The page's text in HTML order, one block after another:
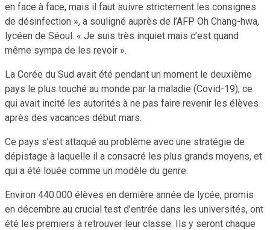
en face à face, mais il faut suivre strictement les consignes
de désinfection », a souligné auprès de l’AFP Oh Chang-hwa,
lycéen de Séoul. « Je suis très inquiet mais c’est quand
même sympa de les revoir ».
La Corée du Sud avait été pendant un moment le deuxième
pays le plus touché au monde par la maladie (Covid-19), ce
qui avait incité les autorités à ne pas faire revenir les élèves
après des vacances début mars.
Ce pays s’est attaqué au problème avec une stratégie de
dépistage à laquelle il a consacré les plus grands moyens, et
qui a été louée comme un modèle du genre.
Environ 440.000 élèves en dernière année de lycée, promis
en décembre au crucial test d’entrée dans les universités, ont
été les premiers à retrouver leur classe. Ils y seront chaque